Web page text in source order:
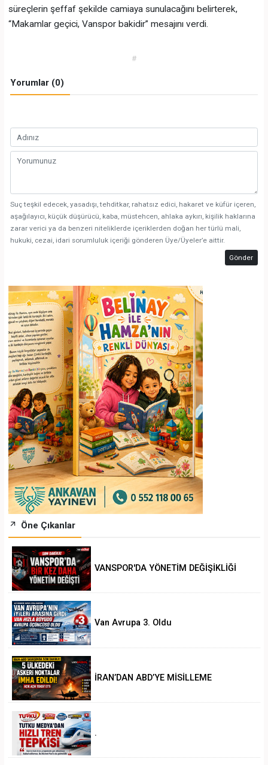
süreçlerin şeffaf şekilde camiaya sunulacağını belirterek,
“Makamlar geçici, Vanspor bakidir” mesajını verdi.
#
Yorumlar (0)
Suç teşkil edecek, yasadışı, tehditkar, rahatsız edici, hakaret ve küfür içeren,
aşağılayıcı, küçük düşürücü, kaba, müstehcen, ahlaka aykırı, kişilik haklarına
zarar verici ya da benzeri niteliklerde içeriklerden doğan her türlü mali,
hukuki, cezai, idari sorumluluk içeriği gönderen Üye/Üyeler’e aittir.
Gönder
Öne Çıkanlar
VANSPOR'DA YÖNETİM DEĞİŞİKLİĞİ
Van Avrupa 3. Oldu
İRAN’DAN ABD’YE MİSİLLEME
.